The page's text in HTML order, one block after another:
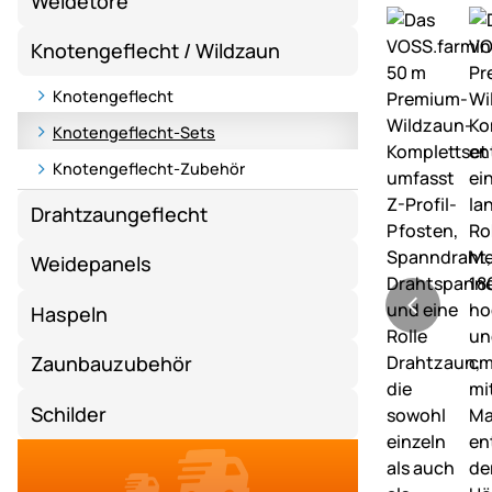
Knotengeflecht / Wildzaun
Knotengeflecht
Knotengeflecht-Sets
Knotengeflecht-Zubehör
Drahtzaungeflecht
Weidepanels
Haspeln
Zaunbauzubehör
Schilder